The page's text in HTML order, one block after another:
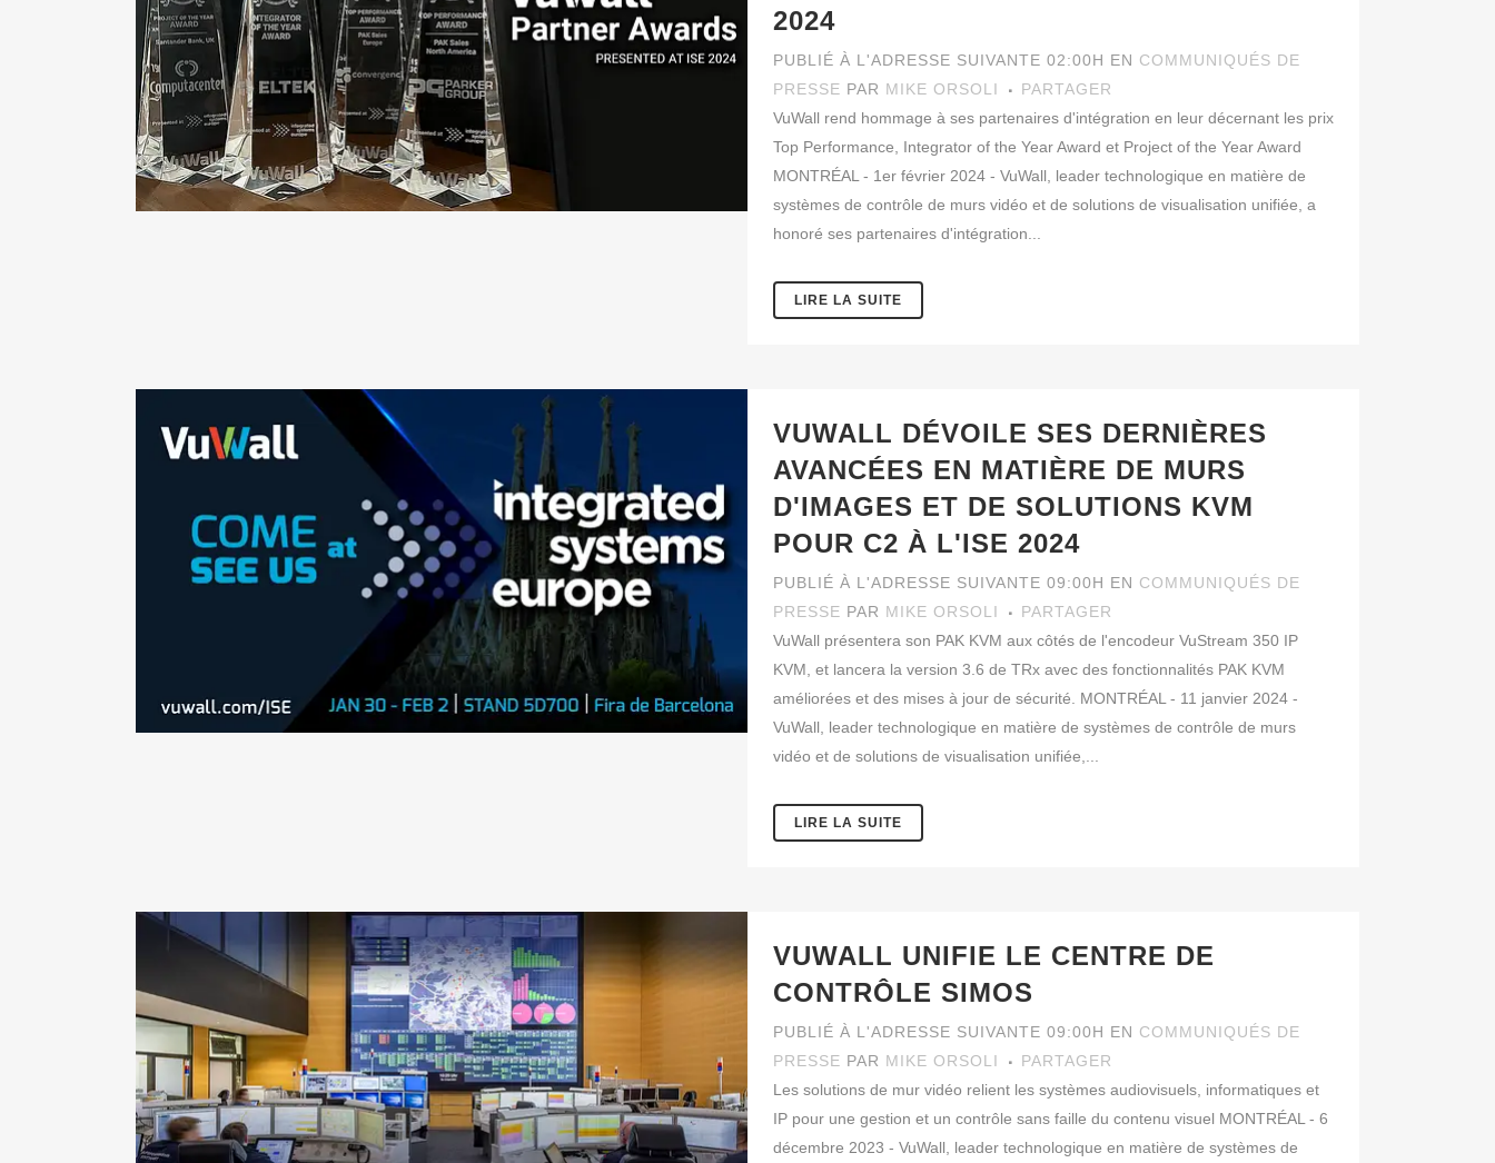
2024
PUBLIÉ À L'ADRESSE SUIVANTE 02:00H EN COMMUNIQUÉS DE
PRESSE PAR MIKE ORSOLI
PARTAGER
VuWall rend hommage à ses partenaires d'intégration en leur décernant les prix
Top Performance, Integrator of the Year Award et Project of the Year Award
MONTRÉAL - 1er février 2024 - VuWall, leader technologique en matière de
systèmes de contrôle de murs vidéo et de solutions de visualisation unifiée, a
honoré ses partenaires d'intégration...
LIRE LA SUITE
VUWALL DÉVOILE SES DERNIÈRES
AVANCÉES EN MATIÈRE DE MURS
D'IMAGES ET DE SOLUTIONS KVM
POUR C2 À L'ISE 2024
PUBLIÉ À L'ADRESSE SUIVANTE 09:00H EN COMMUNIQUÉS DE
PRESSE PAR MIKE ORSOLI
PARTAGER
VuWall présentera son PAK KVM aux côtés de l'encodeur VuStream 350 IP
KVM, et lancera la version 3.6 de TRx avec des fonctionnalités PAK KVM
améliorées et des mises à jour de sécurité. MONTRÉAL - 11 janvier 2024 -
VuWall, leader technologique en matière de systèmes de contrôle de murs
vidéo et de solutions de visualisation unifiée,...
LIRE LA SUITE
VUWALL UNIFIE LE CENTRE DE
CONTRÔLE SIMOS
PUBLIÉ À L'ADRESSE SUIVANTE 09:00H EN COMMUNIQUÉS DE
PRESSE PAR MIKE ORSOLI
PARTAGER
Les solutions de mur vidéo relient les systèmes audiovisuels, informatiques et
IP pour une gestion et un contrôle sans faille du contenu visuel MONTRÉAL - 6
décembre 2023 - VuWall, leader technologique en matière de systèmes de